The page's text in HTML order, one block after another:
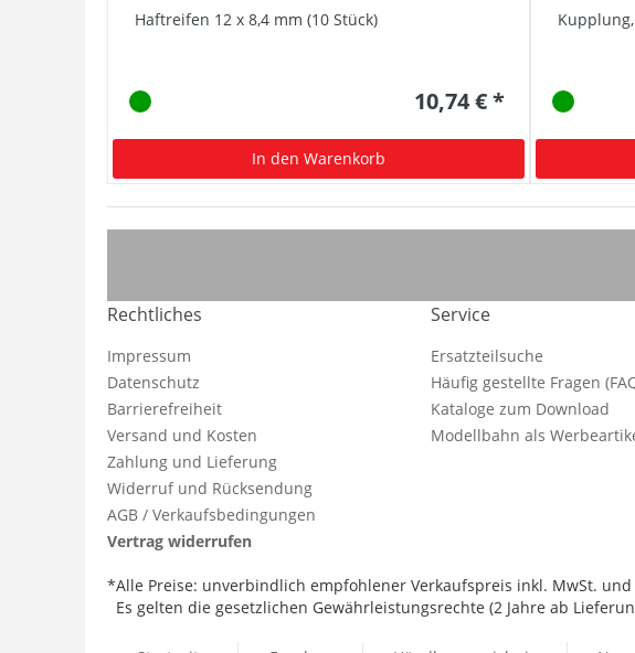
Haftreifen 12 x 8,4 mm (10 Stück)
10,74 € *
In den Warenkorb
Rechtliches
Impressum
Datenschutz
Barrierefreiheit
Versand und Kosten
Zahlung und Lieferung
Widerruf und Rücksendung
AGB / Verkaufsbedingungen
Vertrag widerrufen
Service
Ersatzteilsuche
Häufig gestellte Fragen
Kataloge zum Download
Modellbahn als
*Alle Preise: unverbindlich empfohlener Verkaufspreis inkl. MwSt. und
Es gelten die gesetzlichen Gewährleistungsrechte (2 Jahre ab